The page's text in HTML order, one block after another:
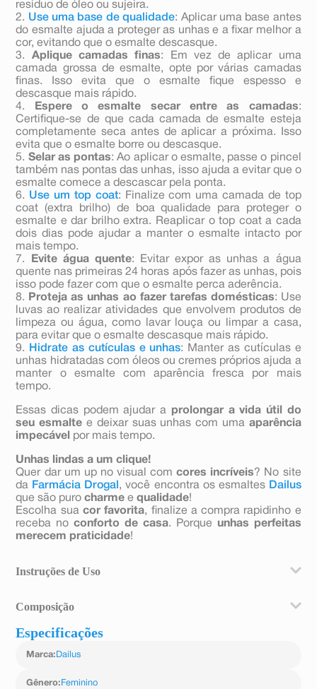
resíduo de óleo ou sujeira.
2. Use uma base de qualidade: Aplicar uma base antes
do esmalte ajuda a proteger as unhas e a fixar melhor a
cor, evitando que o esmalte descasque.
3. Aplique camadas finas: Em vez de aplicar uma
camada grossa de esmalte, opte por várias camadas
finas. Isso evita que o esmalte fique espesso e
descasque mais rápido.
4.
Espere o esmalte secar entre as camadas:
Certifique-se de que cada camada de esmalte esteja
completamente seca antes de aplicar a próxima. Isso
evita que o esmalte borre ou descasque.
5. Selar as pontas: Ao aplicar o esmalte, passe o pincel
também nas pontas das unhas, isso ajuda a evitar que o
esmalte comece a descascar pela ponta.
6. Use um top coat: Finalize com uma camada de top
coat (extra brilho) de boa qualidade para proteger o
esmalte e dar brilho extra. Reaplicar o top coat a cada
dois dias pode ajudar a manter o esmalte intacto por
mais tempo.
7. Evite água quente: Evitar expor as unhas a água
quente nas primeiras 24 horas após fazer as unhas, pois
isso pode fazer com que o esmalte perca aderência.
8.
Proteja as unhas ao fazer tarefas domésticas: Use
luvas ao realizar atividades que envolvem produtos de
limpeza ou água, como lavar louça ou limpar a casa,
para evitar que o esmalte descasque mais rápido.
9.
Hidrate as cutículas e unhas: Manter as cutículas e
unhas hidratadas com óleos ou cremes próprios ajuda a
manter o esmalte com aparência fresca por mais
tempo.
Essas dicas podem ajudar a prolongar a vida útil do
seu esmalte e deixar suas unhas com uma aparência
impecável
por mais tempo.
Unhas lindas a um clique!
Quer dar um up no visual comcores incríveis? No site
da Farmácia Drogal , você encontra os esmaltes Dailus
que são purocharme equalidade!
Escolha sua cor favorita, finalize a compra rapidinho e
receba noconforto de casa. Porque unhas perfeitas
merecem praticidade!
Instruções de Uso
duas camadas do esmalte Não Te Dou Bola e escolha
cima das partículas coloridas! Vai ficar incrível!
Composição
Butyl Acetate; Ethyl Acetate; Nitrocellulose;
Phthalate; Stearalkonium Hectorite; Sílica; Isopropyl
Copolímero Acrilatos; PODE CONTER: CI 77891.
Especificações
Marca: Dailus
Gênero: Feminino